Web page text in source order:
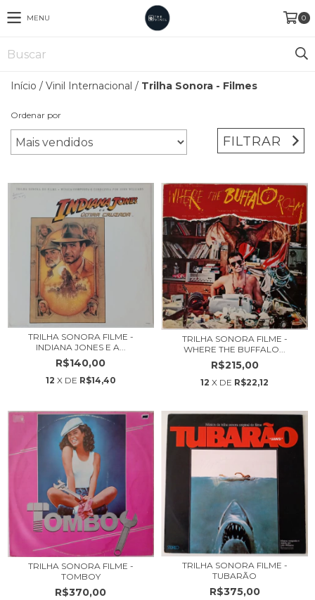
MENU 0
Início / Vinil Internacional / Trilha Sonora - Filmes
Ordenar por
FILTRAR
TRILHA SONORA FILME -
INDIANA JONES E A...
R$140,00
12 X DE R$14,40
TRILHA SONORA FILME -
WHERE THE BUFFALO...
R$215,00
12 X DE R$22,12
TRILHA SONORA FILME -
TOMBOY
R$370,00
TRILHA SONORA FILME -
TUBARÃO
R$375,00